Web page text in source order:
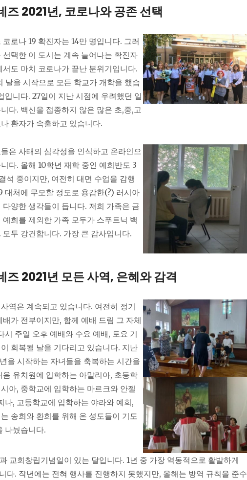
즈 2021년, 코로나와 공존 선택
로나 19 확진자는 14만 명입니다. 그러
선택한 이 도시는 계속 늘어나는 확진자
도 마치 코로나가 끝난 분위기입니다.
날을 시작으로 모든 학교가 개학을 했습
입니다. 27일이 지난 시점에 우려했던 일
다. 백신을 접종하지 않은 많은 초,중,고
환자가 속출하고 있습니다.
은 사태의 심각성을 인식하고 온라인으
다. 올해 10학년 재학 중인 예희반도 3
석 중이지만, 여전히 대면 수업을 감행
대처에 무모할 정도로 용감한(?) 러시아
다양한 생각들이 듭니다. 저희 가족은 금
예희를 제외한 가족 모두가 스푸트닉 백
두 강건합니다. 가장 큰 감사입니다.
즈 2021년 모든 사역, 은혜와 감격
역은 계속되고 있습니다. 여전히 정기
배가 전부이지만, 함께 예배 드림 그 자체
시 주일 오후 예배와 수요 예배, 토요 기
회복될 날을 기다리고 있습니다. 지난
을 시작하는 자녀들을 축복하는 시간을
음 유치원에 입학하는 아말리아, 초등학
아, 중학교에 입학하는 마르크와 안젤
나, 고등학교에 입학하는 야라와 예희,
송희와 환희를 위해 온 성도들이 기도
나눴습니다.
교회창립기념일이 있는 달입니다. 1년 중 가장 역동적으로 활발하게
다. 작년에는 전혀 행사를 진행하지 못했지만, 올해는 방역 규칙을 준수